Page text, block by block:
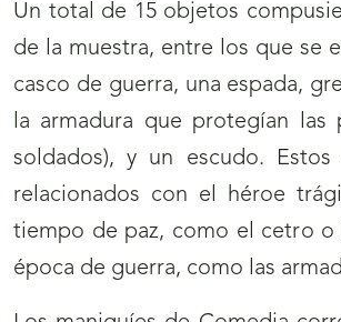
Un total de 15 objetos
de la muestra, entre los que se
casco de guerra, una espada,
la armadura que protegían las
soldados), y un escudo. Estos
relacionados con el héroe
tiempo de paz, como el cetro o
época de guerra, como las